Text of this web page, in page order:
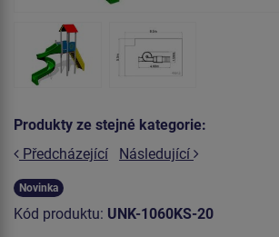
Produkty ze stejné kategorie:
Předcházející
Následující
Novinka
Kód produktu: UNK-1060KS-20